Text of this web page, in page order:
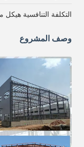
التكلفة التنافسية
وصف المشروع